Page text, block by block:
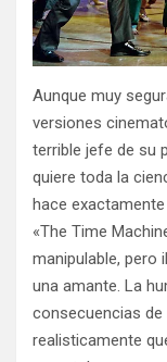
Aunque muy
versiones
terrible jefe de su
quiere toda la
hace
«The Time
manipulable, pero
una amante. La
consecuencias
realisticamente